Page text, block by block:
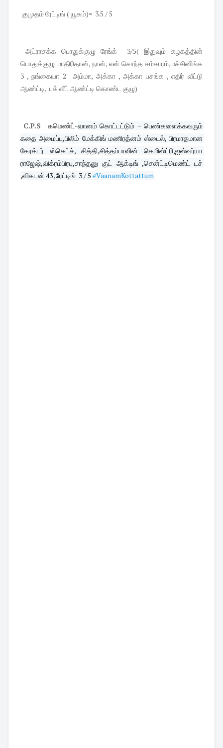
குமுதம் ரேட்டிங் ( யூகம்)= 3.5 / 5
அட்ராசக்க பொதுக்குழு ரேங்க் 3/5( இதுவும் கழகத்தின்
பொதுக்குழு மாதிரிதான், நான், என் சொந்த சம்சாரம்,மச்சினிங்க
3 , நங்கையா 2 அம்மா, அக்கா , அக்கா பசங்க , எதிர் வீட்டு
ஆண்ட்டி, பக் வீட் ஆண்ட்டி கொண்ட குழு)
C.P.S கமெண்ட் -வானம் கொட்டட்டும் − பெண்களைக்கவரும்
கதை அமைப்பு,பிலிம் மேக்கிங் மணிரத்னம் ஸ்டைல், பிரமாதமான
கேரக்டர் ஸ்கெட்ச், சித்தி,சித்தப்பாவின் கெமிஸ்ட்ரி,ஐஸ்வர்யா
ராஜேஷ்,விக்ரம்பிரபு,சாந்தனு குட் ஆக்டிங் ,சென்ட்டிமெண்ட் டச்
,விகடன் 43 ,ரேட்டிங்  3 / 5 #VaanamKottattum